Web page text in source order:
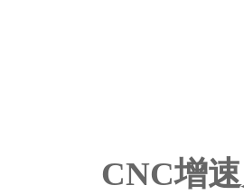
CNC增